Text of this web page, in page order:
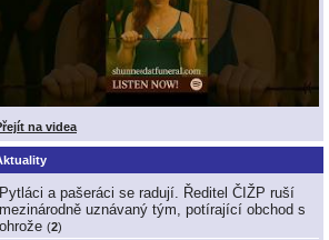
na videa
Pytláci a pašeráci se radují. Ředitel ČIŽP ruší
mezinárodně uznávaný tým, potírající obchod s
ohrože (2)